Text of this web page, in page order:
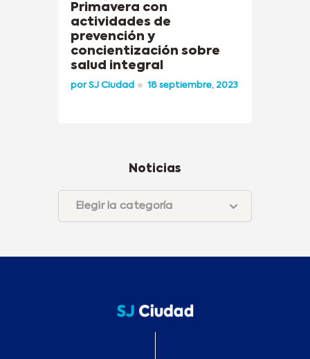
Primavera con
actividades de
prevención y
concientización sobre
salud integral
porSJ Ciudad 18 septiembre, 2023
Noticias